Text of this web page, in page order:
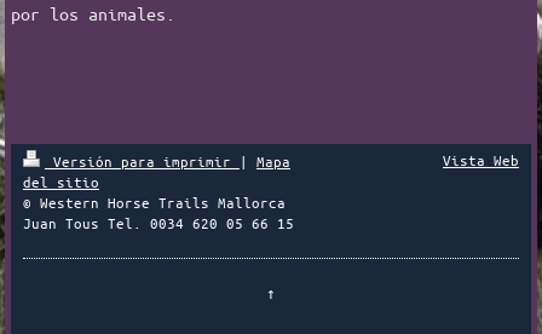
por los animales.
Versión para imprimir |
Mapa
del sitio
© Western Horse Trails Mallorca
Juan Tous Tel. 0034 620 05 66 15
Vista Web
↑